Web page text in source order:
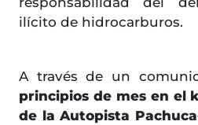
ilícito de hidrocarburos.
A través de un
principios de mes en el
de la Autopista